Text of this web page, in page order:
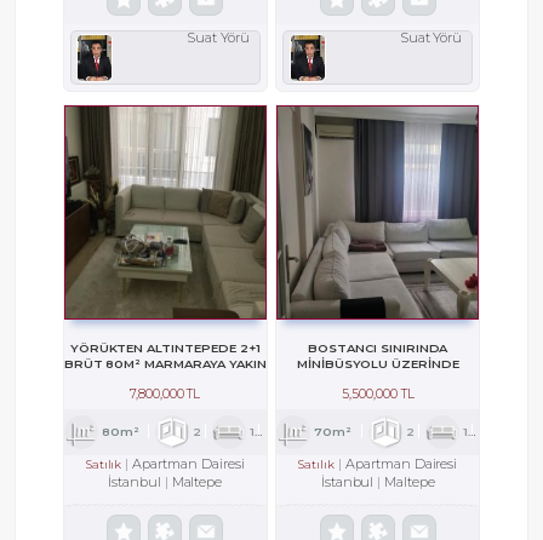
Suat Yörü Suat Yörü
YÖRÜKTEN ALTINTEPEDE 2+1
BRÜT 80M² MARMARAYA YAKIN
7,800,000 TL
80m² 2 1 1
Satılık
Apartman Dairesi
İstanbul
Maltepe
BOSTANCI SINIRINDA
MİNİBÜSYOLU ÜZERİNDE
5,500,000 TL
70m² 2 1
Satılık
Apartman Dairesi
İstanbul
Maltepe